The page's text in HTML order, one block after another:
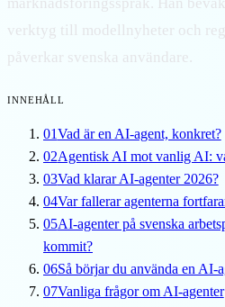
verktyg till modellnyheter och
påverkar svenska användare.
INNEHÅLL
01Vad är en AI-agent, konkret?
02Agentisk AI mot vanlig AI:
03Vad klarar AI-agenter 2026?
04Var fallerar agenterna
05AI-agenter på svenska
kommit?
06Så börjar du använda en AI-
07Vanliga frågor om AI-agenter